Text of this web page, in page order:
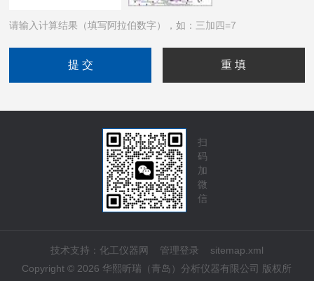
请输入计算结果（填写阿拉伯数字），如：三加四=7
扫
码
加
微
信
技术支持： 化工仪器网 管理登录
sitemap.xml
Copyright © 2026 华熙昕瑞（青岛）分析仪器有限公司 版权所